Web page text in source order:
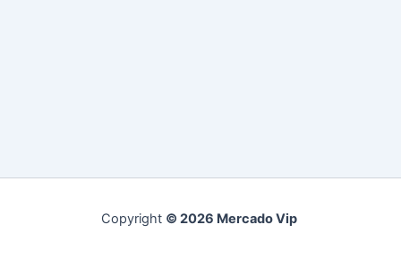
Copyright © 2026 Mercado Vip